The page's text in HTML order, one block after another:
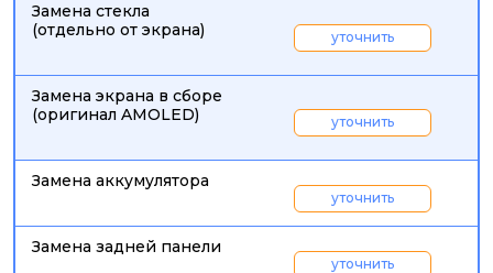
Замена стекла
(отдельно от экрана)
уточнить
Замена экрана в сборе
(оригинал AMOLED)
уточнить
Замена аккумулятора
уточнить
Замена задней панели
уточнить